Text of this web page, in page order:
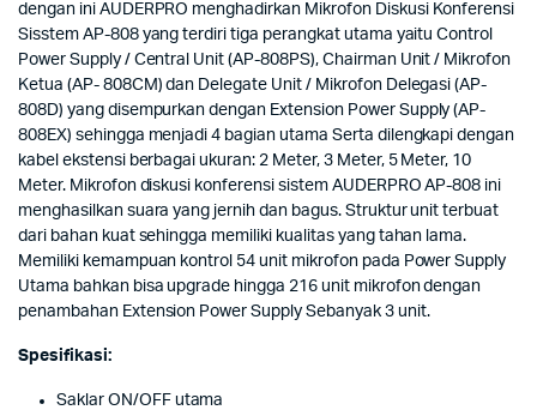
dengan ini AUDERPRO menghadirkan Mikrofon Diskusi Konferensi
Sisstem AP-808 yang terdiri tiga perangkat utama yaitu Control
Power Supply / Central Unit (AP-808PS), Chairman Unit / Mikrofon
Ketua (AP- 808CM) dan Delegate Unit / Mikrofon Delegasi (AP-
808D) yang disempurkan dengan Extension Power Supply (AP-
808EX) sehingga menjadi 4 bagian utama Serta dilengkapi dengan
kabel ekstensi berbagai ukuran: 2 Meter, 3 Meter, 5 Meter, 10
Meter. Mikrofon diskusi konferensi sistem AUDERPRO AP-808 ini
menghasilkan suara yang jernih dan bagus. Struktur unit terbuat
dari bahan kuat sehingga memiliki kualitas yang tahan lama.
Memiliki kemampuan kontrol 54 unit mikrofon pada Power Supply
Utama bahkan bisa upgrade hingga 216 unit mikrofon dengan
penambahan Extension Power Supply Sebanyak 3 unit.
Spesifikasi:
Saklar ON/OFF utama